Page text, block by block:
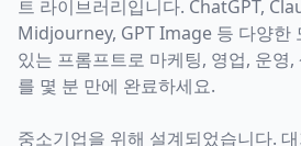
트 라이브러리입니다. ChatGPT,
Midjourney, GPT Image 등 다양한
있는 프롬프트로 마케팅, 영업, 운영
를 몇 분 만에 완료하세요.
중소기업을 위해 설계되었습니다.